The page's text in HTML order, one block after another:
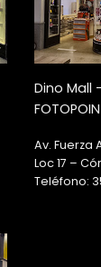
Dino Mall
Av. Fuerza
Loc 17 –
Teléfono: